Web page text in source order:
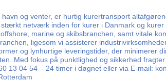
og venter, er hurtig kurertransport
netværk inden for kurer i Danmark og
marine og skibsbranchen, samt vitale
ligesom vi assisterer
og lynhurtige leveringstider, der
Med fokus på punktlighed og sikkerhed
13 04 54 – 24 timer i døgnet eller via E-mail: